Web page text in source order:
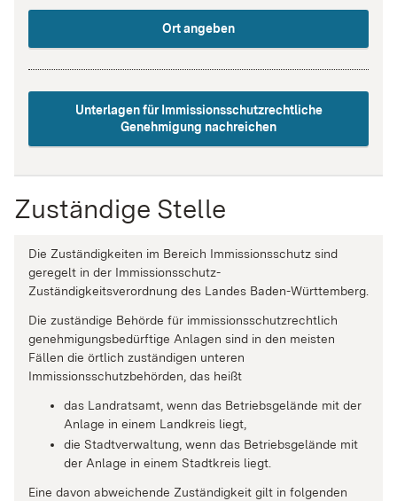
Ort angeben
Unterlagen für Immissionsschutzrechtliche
Genehmigung nachreichen
Zuständige Stelle
Die Zuständigkeiten im Bereich Immissionsschutz sind
geregelt in der Immissionsschutz-
Zuständigkeitsverordnung des Landes Baden-Württemberg.
Die zuständige Behörde für immissionsschutzrechtlich
genehmigungsbedürftige Anlagen sind in den meisten
Fällen die örtlich zuständigen unteren
Immissionsschutzbehörden, das heißt
das Landratsamt, wenn das Betriebsgelände mit der
Anlage in einem Landkreis liegt,
die Stadtverwaltung, wenn das Betriebsgelände mit
der Anlage in einem Stadtkreis liegt.
Eine davon abweichende Zuständigkeit gilt in folgenden